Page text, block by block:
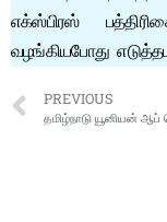
எக்ஸ்பிரஸ்
வழங்கியபோது
PREVIOUS